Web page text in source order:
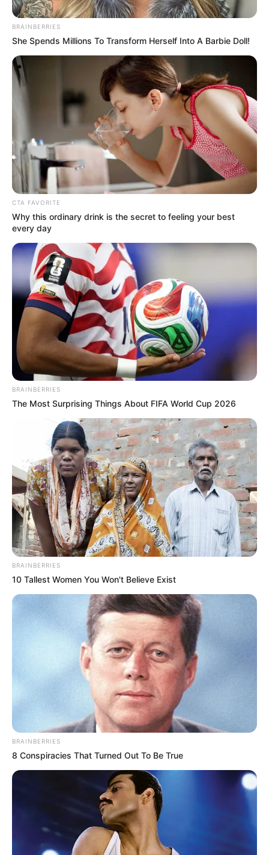
വിജയൻ സർക്കാരിന്റെ കാലത്തെ മുൻ അഡ്വക്കേറ്റ്
ജനറലായ അഡ്വ. ഗോപാലകൃഷ്ണ കുറുപ്പാണ്
ഹാജരായത്.
പ്രായപൂർത്തിയാകാത്ത പെൺകുട്ടിയുടെ
വിവാഹവുമായി ബന്ധപ്പെട്ട കേസിൽ മധ്യപ്രദേശ്
പൊലീസ് അന്വേഷണം തുടരുകയാണ്. കേരള
ഹൈക്കോടതിയുടെ പുതിയ ഉത്തരവോടെ മുഹമ്മദ്
ഫർമാൻ അറസ്റ്റിൽ നിന്ന് സംരക്ഷണം തേടി ഇനി
മധ്യപ്രദേശ് ഹൈക്കോടതിയെ സമീപിക്കേണ്ട
സാഹചര്യമാണുള്ളത്.
Tags: child marraige
BRAINBERRIES
She Spends Millions To Transform Herself Into A Barbie Doll!
CTA FAVORITE
Why this ordinary drink is the secret to feeling your best
every day
BRAINBERRIES
The Most Surprising Things About FIFA World Cup 2026
BRAINBERRIES
10 Tallest Women You Won't Believe Exist
BRAINBERRIES
8 Conspiracies That Turned Out To Be True